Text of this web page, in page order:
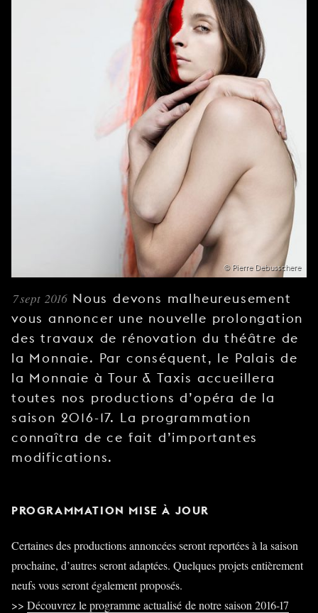
JEUNE
PUBLIC
MONNAIE
NOUS
SOUTENIR
© Pierre Debusschere
7 sept 2016 Nous devons malheureusement
vous annoncer une nouvelle prolongation
des travaux de rénovation du théâtre de
la Monnaie. Par conséquent, le Palais de
la Monnaie à Tour & Taxis accueillera
toutes nos productions d’opéra de la
saison 2016-17. La programmation
connaîtra de ce fait d’importantes
modifications.
PROGRAMMATION MISE À JOUR
Certaines des productions annoncées seront reportées à la saison
prochaine, d’autres seront adaptées. Quelques projets entièrement
neufs vous seront également proposés.
>> Découvrez le programme actualisé de notre saison 2016-17